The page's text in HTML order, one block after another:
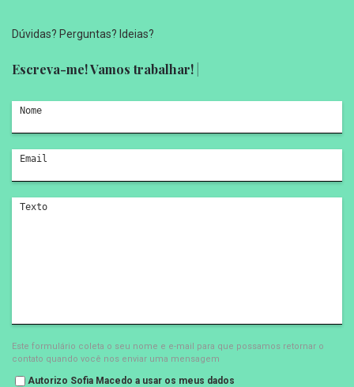
Dúvidas? Perguntas? Ideias?
Escreva-me! Vamos trabalhar!
Este formulário coleta o seu nome e e-mail para que possamos retornar o
contato quando você nos enviar uma mensagem
Autorizo Sofia Macedo a usar os meus dados